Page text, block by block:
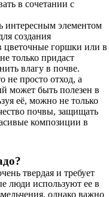
в сочетании с
интересным элементом
создания
цветочные горшки или в
только придаст
влагу в почве.
не просто отход, а
может быть полезен в
её, можно не только
почвы, защищать
композиции в
твердая и требует
люди используют ее в
однако важно